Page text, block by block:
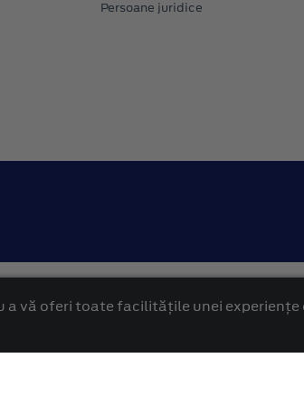
Persoane juridice
vă oferi toate facilitățile unei experiențe